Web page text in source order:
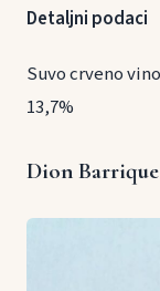
Detaljni podaci
Suvo crveno
13,7%
Dion Barrique